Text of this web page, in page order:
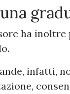
ha
infatti,